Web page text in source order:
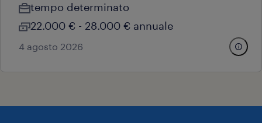
tempo determinato
22.000 € - 28.000 € annuale
4 agosto 2026